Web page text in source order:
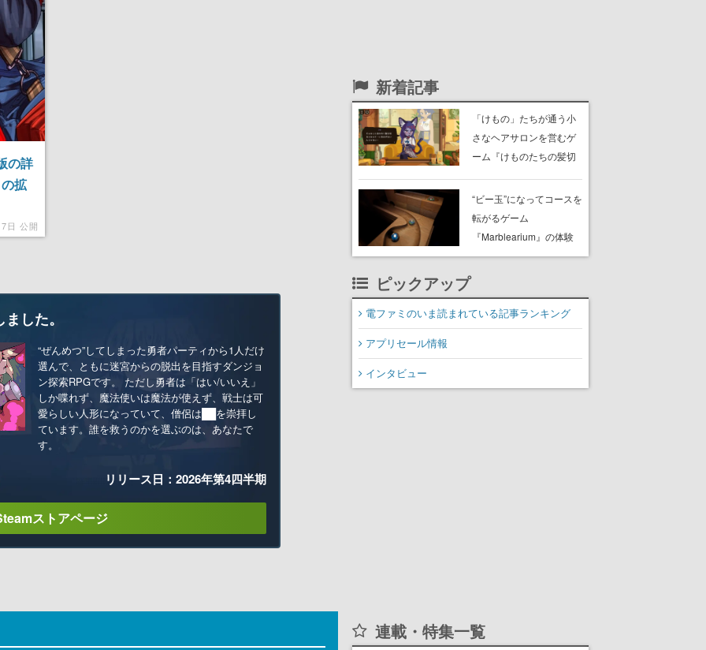
の詳
拡
日 公開
した。
“ぜんめつ”してしまった勇者パーティから1人だけ
選んで、ともに迷宮からの脱出を目指すダンジョ
ン探索RPGです。 ただし勇者は「はい/いいえ」
しか喋れず、魔法使いは魔法が使えず、戦士は可
愛らしい人形になっていて、僧侶は██を崇拝し
ています。誰を救うのかを選ぶのは、あなたで
す。
リリース日：2026年第4四半期
ストアページ
新着記事
「けもの」たちが通う小
さなヘアサロンを営むゲ
ーム『けものたちの髪切
始。悩みを持ったお客様
と会話を交わし“本当に望
んでる髪型”を見つけ出す
“ビー玉”になってコースを
転がるゲーム
『Marblearium』の体験
版がSteamで本日8月7日
ピックアップ
電ファミのいま読まれている記事ランキング
アプリセール情報
インタビュー
連載・特集一覧